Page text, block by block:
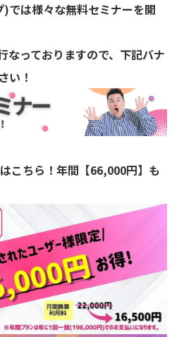
では様々な無料セミナーを開
なっておりますので、下記バナ
い！
こちら！年間【66,000円】も